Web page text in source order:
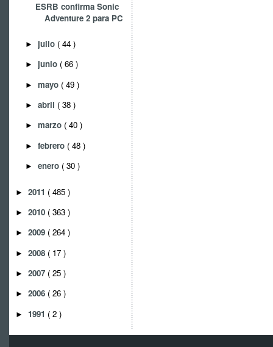
ESRB confirma Sonic
Adventure 2 para PC
► julio ( 44 )
► junio ( 66 )
► mayo ( 49 )
► abril ( 38 )
► marzo ( 40 )
► febrero ( 48 )
► enero ( 30 )
► 2011 ( 485 )
► 2010 ( 363 )
► 2009 ( 264 )
► 2008 ( 17 )
► 2007 ( 25 )
► 2006 ( 26 )
► 1991 ( 2 )